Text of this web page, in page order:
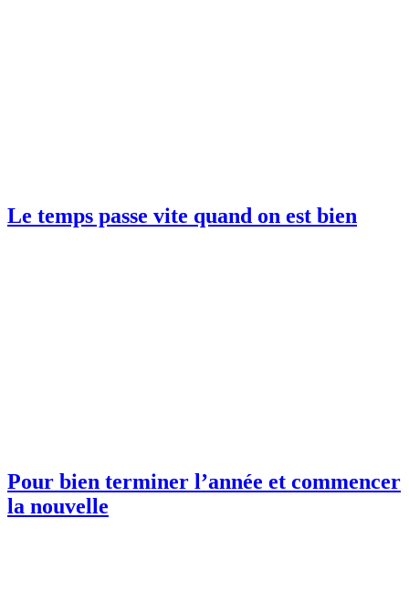
Le temps passe vite quand on est bien
Pour bien terminer l’année et commencer
la nouvelle